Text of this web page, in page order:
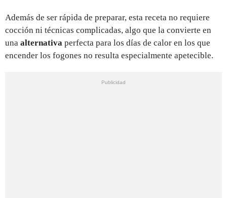
Además de ser rápida de preparar, esta receta no requiere
cocción ni técnicas complicadas, algo que la convierte en
una alternativa perfecta para los días de calor en los que
encender los fogones no resulta especialmente apetecible.